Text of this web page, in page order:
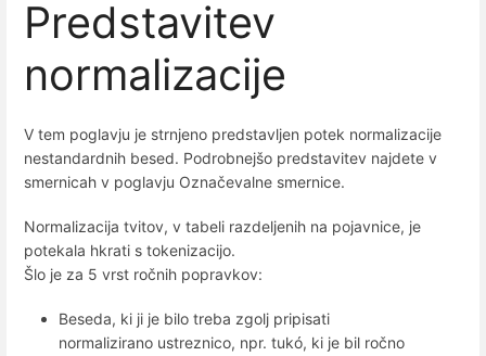
Predstavitev
normalizacije
V tem poglavju je strnjeno predstavljen potek normalizacije
nestandardnih besed. Podrobnejšo predstavitev najdete v
smernicah v poglavju Označevalne smernice.
Normalizacija tvitov, v tabeli razdeljenih na pojavnice, je
potekala hkrati s tokenizacijo.
Šlo je za 5 vrst ročnih popravkov:
Beseda, ki ji je bilo treba zgolj pripisati
normalizirano ustreznico, npr. tukó, ki je bil ročno